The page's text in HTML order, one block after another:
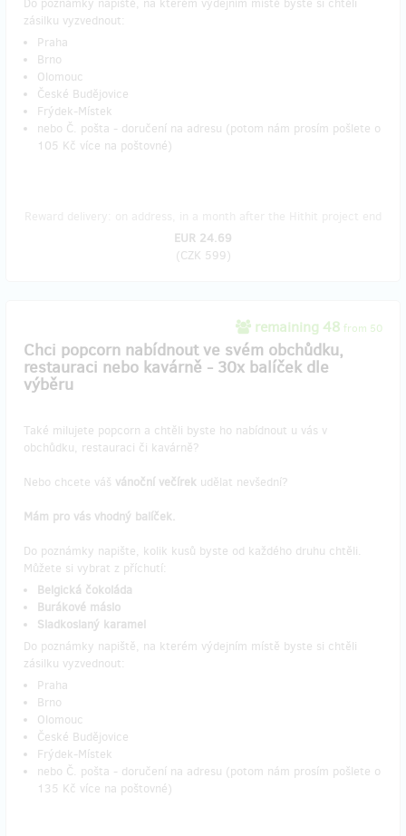
Do poznámky napiště, na kterém výdejním místě byste si chtěli
zásilku vyzvednout:
Praha
Brno
Olomouc
České Budějovice
Frýdek-Místek
nebo Č. pošta - doručení na adresu (potom nám prosím pošlete o
105 Kč více na poštovné)
EUR 24.69
(CZK 599)
remaining 48 from 50
Chci popcorn nabídnout ve svém obchůdku,
restauraci nebo kavárně - 30x balíček dle
výběru
Také milujete popcorn a chtěli byste ho nabídnout u vás v
obchůdku, restauraci či kavárně?
Nebo chcete váš vánoční večírek udělat nevšední?
Mám pro vás vhodný balíček.
Do poznámky napište, kolik kusů byste od každého druhu chtěli.
Můžete si vybrat z příchutí:
Belgická čokoláda
Burákové máslo
Sladkoslaný karamel
Do poznámky napiště, na kterém výdejním místě byste si chtěli
zásilku vyzvednout:
Praha
Brno
Olomouc
České Budějovice
Frýdek-Místek
nebo Č. pošta - doručení na adresu (potom nám prosím pošlete o
135 Kč více na poštovné)